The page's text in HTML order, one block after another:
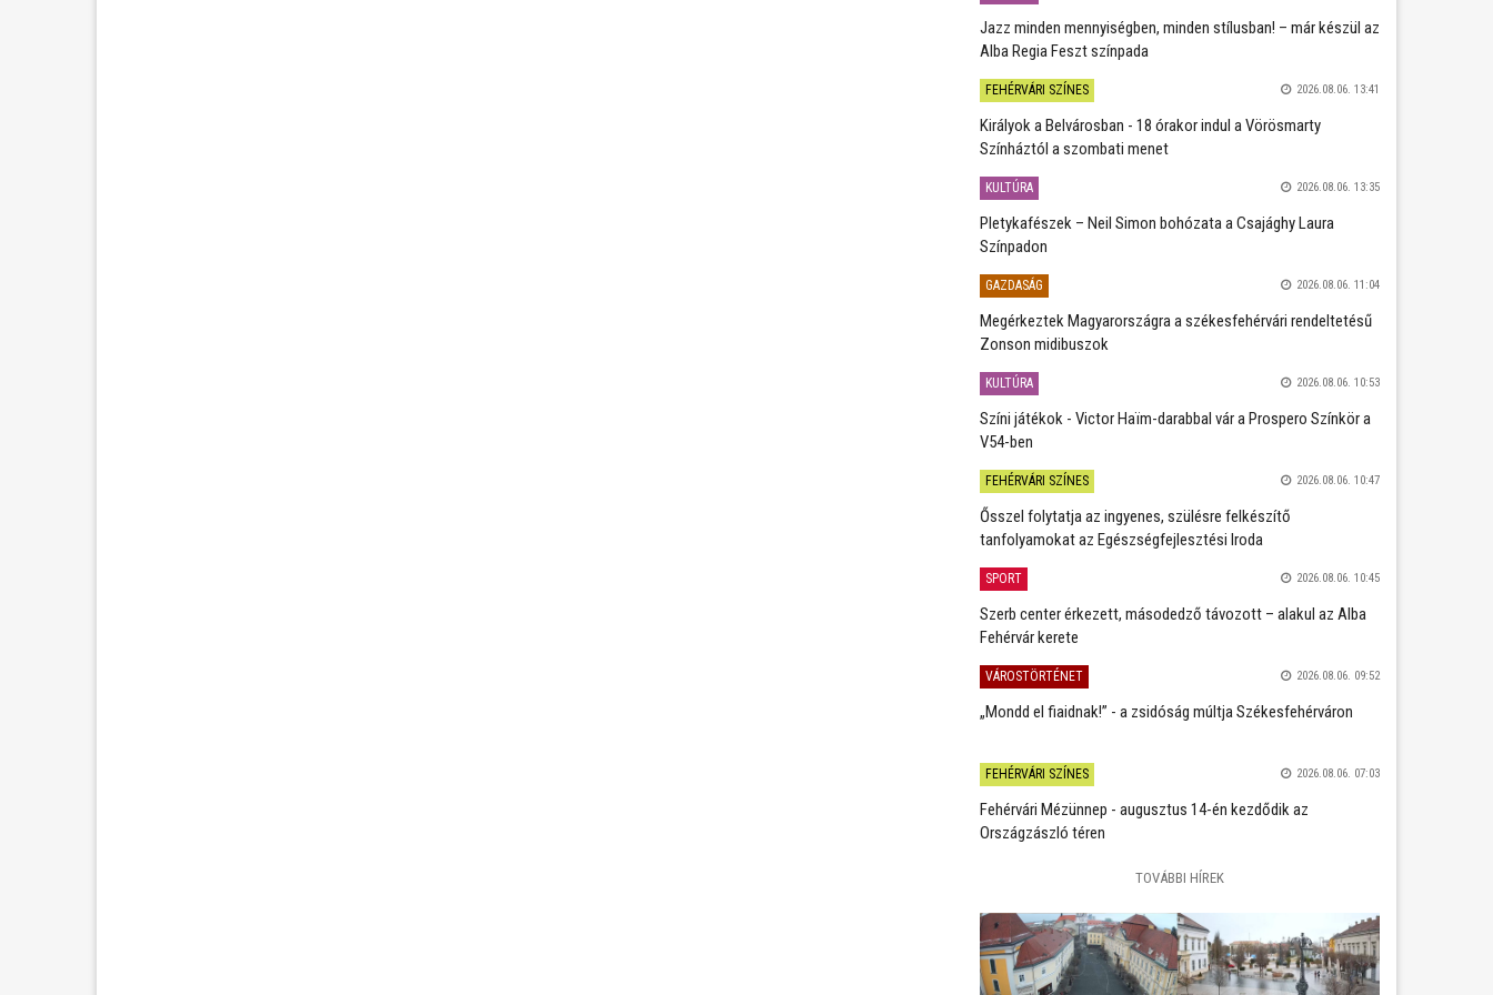
Jazz minden mennyiségben, minden stílusban! – már készül az
Alba Regia Feszt színpada
FEHÉRVÁRI SZÍNES 2026.08.06. 13:41
Királyok a Belvárosban - 18 órakor indul a Vörösmarty
Színháztól a szombati menet
KULTÚRA 2026.08.06. 13:35
Pletykafészek – Neil Simon bohózata a Csajághy Laura
Színpadon
GAZDASÁG 2026.08.06. 11:04
Megérkeztek Magyarországra a székesfehérvári rendeltetésű
Zonson midibuszok
KULTÚRA 2026.08.06. 10:53
Színi játékok - Victor Haïm-darabbal vár a Prospero Színkör a
V54-ben
FEHÉRVÁRI SZÍNES 2026.08.06. 10:47
Ősszel folytatja az ingyenes, szülésre felkészítő
tanfolyamokat az Egészségfejlesztési Iroda
SPORT 2026.08.06. 10:45
Szerb center érkezett, másodedző távozott – alakul az Alba
Fehérvár kerete
VÁROSTÖRTÉNET 2026.08.06. 09:52
„Mondd el fiaidnak!” - a zsidóság múltja Székesfehérváron
FEHÉRVÁRI SZÍNES 2026.08.06. 07:03
Fehérvári Mézünnep - augusztus 14-én kezdődik az
Országzászló téren
TOVÁBBI HÍREK